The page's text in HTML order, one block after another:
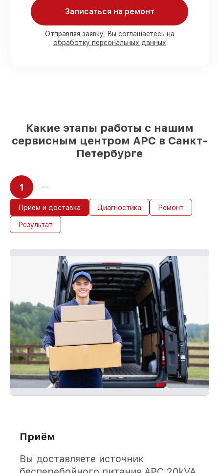
Мы гарантируем:
80%работ в вашем присутствии
90%комплектующих для источников
Записаться на ремонт
Отправляя заявку, Вы соглашаетесь на
обработку персональных данных
Какие этапы работы с нашим
сервисным центром APC в Санкт-
Петербурге
1
Прием и доставка Диагностика Ремонт
Результат
Приём
Вы доставляете источник